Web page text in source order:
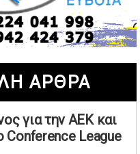
το κλίμα σε
και Ολυμπιακού
μεταξύ ανηλίκων
τραυματίες
Αίρουν
στον εναέριο χώρο
ΑΡΘΡΑ
για την ΑΕΚ και
Conference League